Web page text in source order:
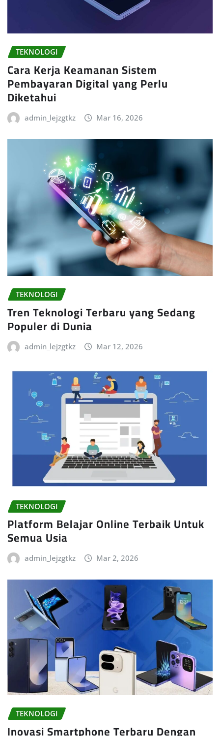
TEKNOLOGI
Cara Kerja Keamanan Sistem
Pembayaran Digital yang Perlu
Diketahui
admin_lejzgtkz Mar 16, 2026
TEKNOLOGI
Tren Teknologi Terbaru yang Sedang
Populer di Dunia
admin_lejzgtkz Mar 12, 2026
TEKNOLOGI
Platform Belajar Online Terbaik Untuk
Semua Usia
admin_lejzgtkz Mar 2, 2026
TEKNOLOGI
Inovasi Smartphone Terbaru Dengan